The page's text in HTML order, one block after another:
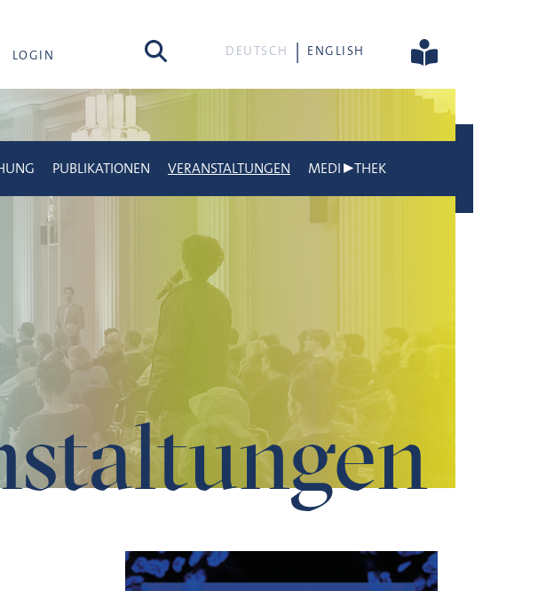
LOGIN Suche DEUTSCH ENGLISH
PUBLIKATIONEN VERANSTALTUNGEN MEDI▶THEK